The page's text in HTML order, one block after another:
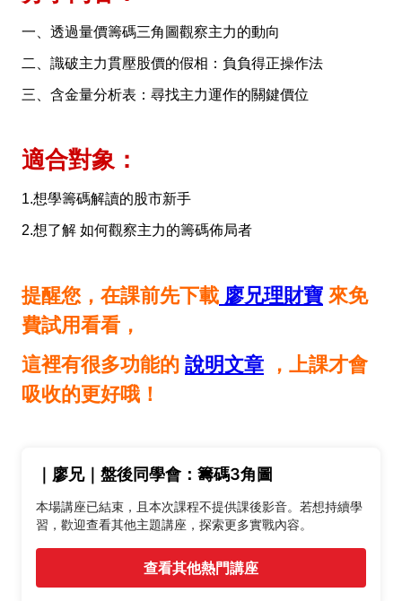
一、透過量價籌碼三角圖觀察主力的動向
二、識破主力貫壓股價的假相：負負得正操作法
三、含金量分析表：尋找主力運作的關鍵價位
適合對象：
1.想學籌碼解讀的股市新手
2.想了解 如何觀察主力的籌碼佈局者
提醒您，在課前先下載 廖兄理財寶 來免
費試用看看，
這裡有很多功能的 說明文章 ，上課才會
吸收的更好哦！
｜廖兄｜盤後同學會：籌碼3角圖
本場講座已結束，且本次課程不提供課後影音。若想持續學
習，歡迎查看其他主題講座，探索更多實戰內容。
查看其他熱門講座